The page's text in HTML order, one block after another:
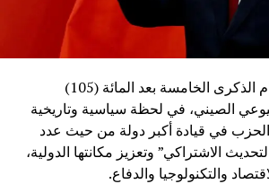
تُحيي الصين هذه الأيام الذكرى الخامسة بعد المائة (105)
الصيني، في لحظة سياسية وتاريخية
في قيادة أكبر دولة من حيث عدد
الاشتراكي” وتعزيز مكانتها الدولية،
والتكنولوجيا والدفاع.